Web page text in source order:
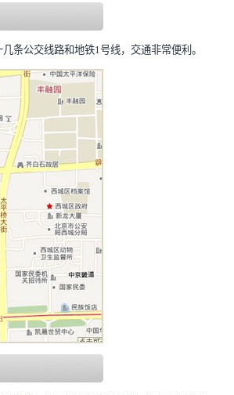
条公交线路和地铁1号线，交通非常便利。